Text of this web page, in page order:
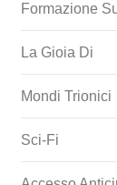
Formazione
La Gioia Di
Mondi Trionici
Sci-Fi